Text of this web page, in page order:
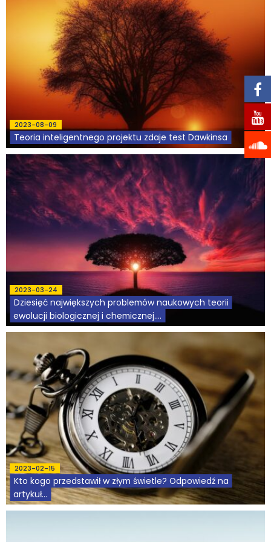
2023-08-09
Teoria inteligentnego projektu zdaje test Dawkinsa
2023-03-24
Dziesięć największych problemów naukowych teorii
ewolucji biologicznej i chemicznej....
2023-02-15
Kto kogo przedstawił w złym świetle? Odpowiedź na
artykuł...